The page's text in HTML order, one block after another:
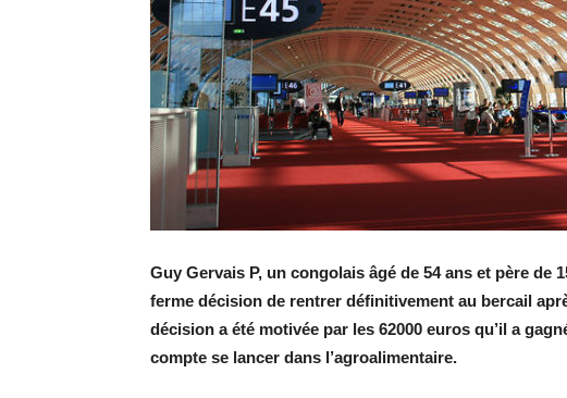
Guy Gervais P, un congolais âgé de 54 ans et père de
ferme décision de rentrer définitivement au bercail
décision a été motivée par les 62000 euros qu’il a
compte se lancer dans l’agroalimentaire.